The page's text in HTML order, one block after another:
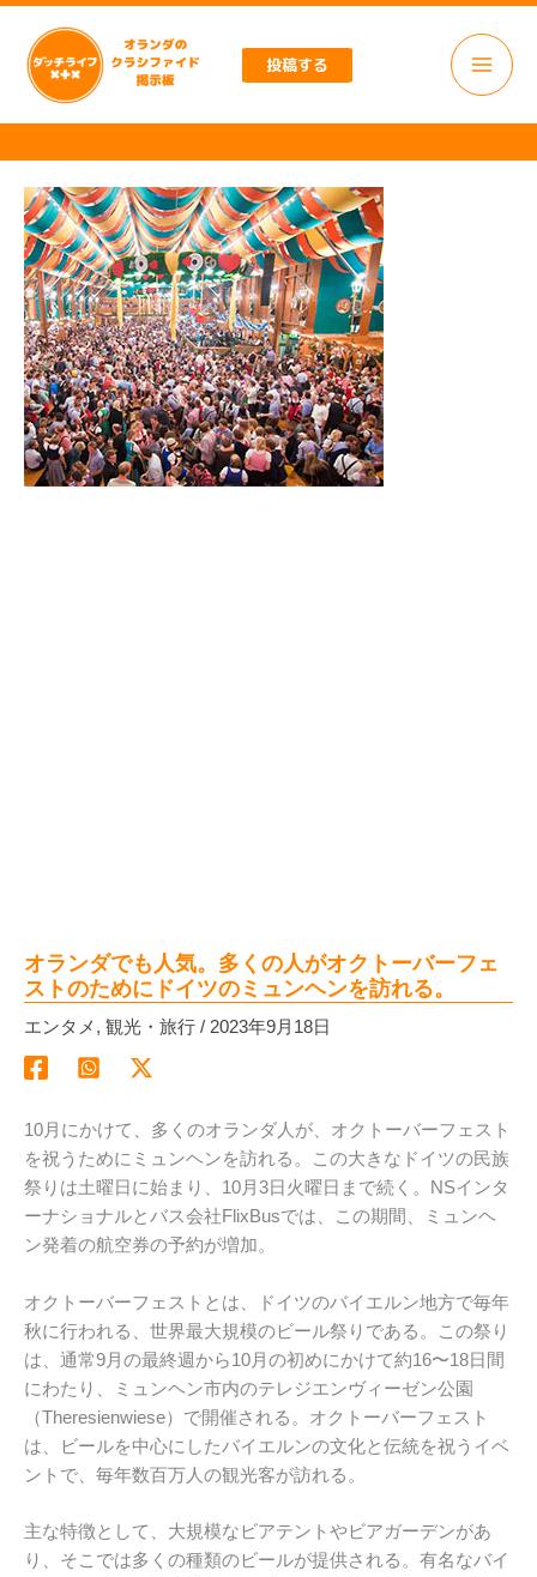
ッ
投稿する
オランダでも人気。多くの人がオクトーバーフェ
ストのためにドイツのミュンヘンを訪れる。
エンタメ , 観光・旅行 / 2023年9月18日
10月にかけて、多くのオランダ人が、オクトーバーフェスト
を祝うためにミュンヘンを訪れる。この大きなドイツの民族
祭りは土曜日に始まり、10月3日火曜日まで続く。NSインタ
ーナショナルとバス会社FlixBusでは、この期間、ミュンヘ
ン発着の航空券の予約が増加。
オクトーバーフェストとは、ドイツのバイエルン地方で毎年
秋に行われる、世界最大規模のビール祭りである。この祭り
は、通常9月の最終週から10月の初めにかけて約16〜18日間
にわたり、ミュンヘン市内のテレジエンヴィーゼン公園
（Theresienwiese）で開催される。オクトーバーフェスト
は、ビールを中心にしたバイエルンの文化と伝統を祝うイベ
ントで、毎年数百万人の観光客が訪れる。
主な特徴として、大規模なビアテントやビアガーデンがあ
り、そこでは多くの種類のビールが提供される。有名なバイ